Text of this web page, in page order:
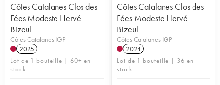
Côtes Catalanes Clos des
Fées Modeste Hervé
Bizeul
Côtes Catalanes IGP
2025
Lot de 1 bouteille | 60+ en
stock
Côtes Catalanes Clos des
Fées Modeste Hervé
Bizeul
Côtes Catalanes IGP
2024
Lot de 1 bouteille | 36 en
stock